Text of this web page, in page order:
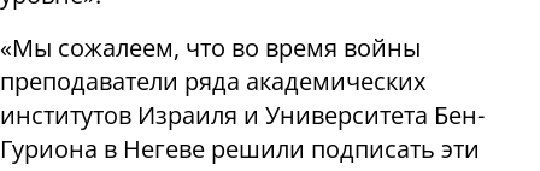
«Мы сожалеем, что во время войны
преподаватели ряда академических
институтов Израиля и Университета Бен-
Гуриона в Негеве решили подписать эти